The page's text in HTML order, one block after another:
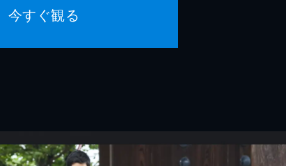
今すぐ観る